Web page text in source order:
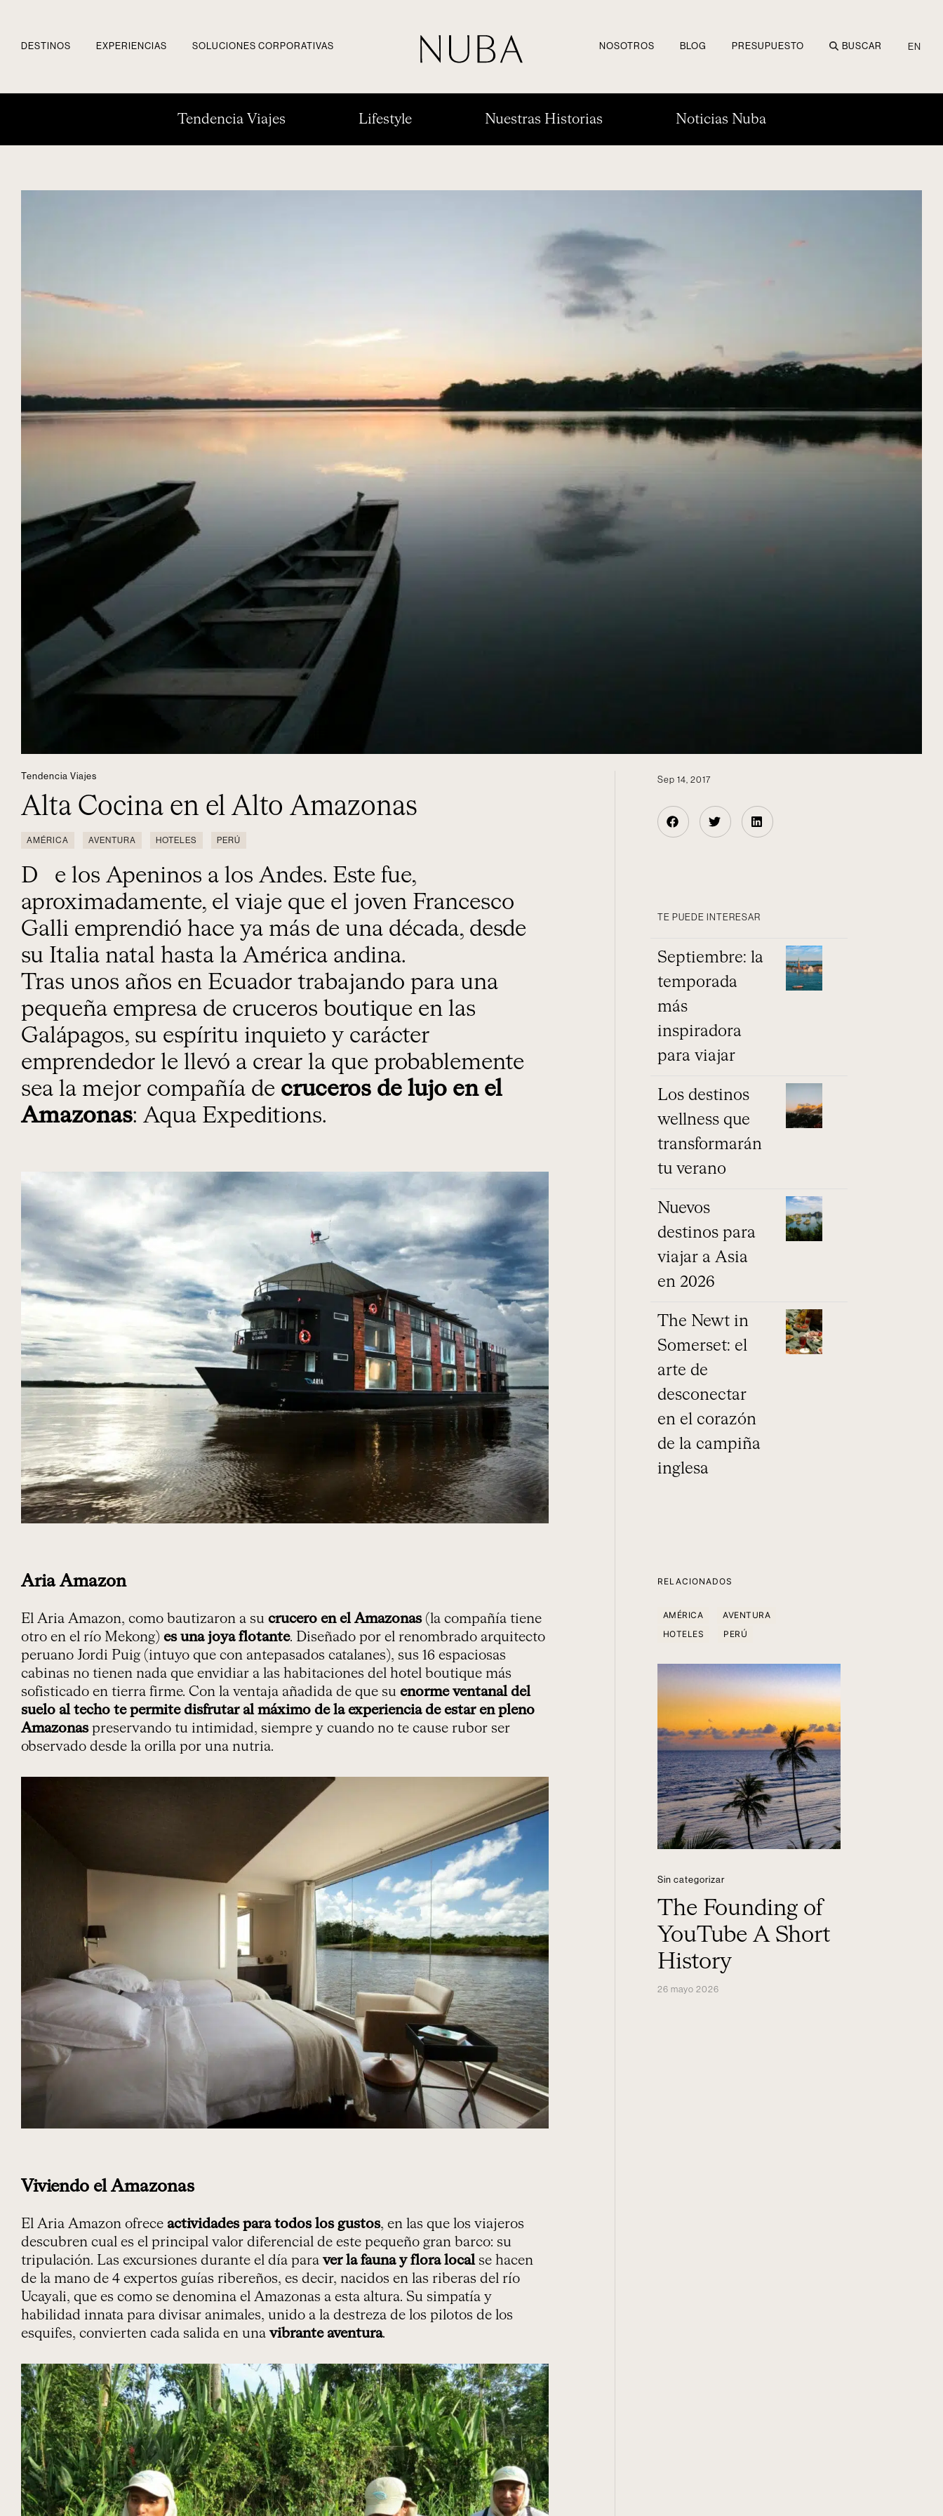
DESTINOS EXPERIENCIAS SOLUCIONES CORPORATIVAS NOSOTROS BLOG PRESUPUESTO BUSCAR EN
Tendencia Viajes Lifestyle Nuestras Historias Noticias Nuba
Tendencia Viajes
Alta Cocina en el Alto Amazonas
AMÉRICA AVENTURA HOTELES PERÚ
De los Apeninos a los Andes. Este fue,
aproximadamente, el viaje que el joven Francesco
Galli emprendió hace ya más de una década, desde
su Italia natal hasta la América andina.
Tras unos años en Ecuador trabajando para una
pequeña empresa de cruceros boutique en las
Galápagos, su espíritu inquieto y carácter
emprendedor le llevó a crear la que probablemente
sea la mejor compañía de cruceros de lujo en el
Amazonas: Aqua Expeditions.
Aria Amazon
El Aria Amazon, como bautizaron a su crucero en el Amazonas(la compañía tiene
otro en el río Mekong) es una joya flotante. Diseñado por el renombrado arquitecto
peruano Jordi Puig (intuyo que con antepasados catalanes), sus 16 espaciosas
cabinas no tienen nada que envidiar a las habitaciones del hotel boutique más
sofisticado en tierra firme. Con la ventaja añadida de que su enorme ventanal del
suelo al techo te permite disfrutar al máximo de la experiencia de estar en pleno
Amazonaspreservando tu intimidad, siempre y cuando no te cause rubor ser
observado desde la orilla por una nutria.
Viviendo el Amazonas
El Aria Amazon ofrece actividades para todos los gustos, en las que los viajeros
descubren cual es el principal valor diferencial de este pequeño gran barco: su
tripulación. Las excursiones durante el día para ver la fauna y flora localse hacen
de la mano de 4 expertos guías ribereños, es decir, nacidos en las riberas del río
Ucayali, que es como se denomina el Amazonas a esta altura. Su simpatía y
habilidad innata para divisar animales, unido a la destreza de los pilotos de los
esquifes, convierten cada salida en una vibrante aventura.
Sep 14, 2017
TE PUEDE INTERESAR
Septiembre: la
temporada
más
inspiradora
para viajar
Los destinos
wellness que
transformarán
tu verano
Nuevos
destinos para
viajar a Asia
en 2026
The Newt in
Somerset: el
arte de
desconectar
en el corazón
de la campiña
inglesa
RELACIONADOS
AMÉRICA
AVENTURA
HOTELES
PERÚ
Sin categorizar
The Founding of
YouTube A Short
History
26 mayo 2026